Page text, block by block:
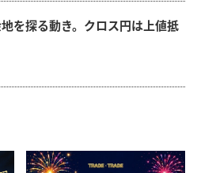
を探る動き。クロス円は上値抵